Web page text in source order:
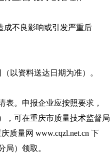
成不良影响或引发严重后
以资料送达日期为准）。
表。申报企业应按照要求，
，可在重庆市质量技术监督局
质量网 www.cqzl.net.cn 下
局）领取。